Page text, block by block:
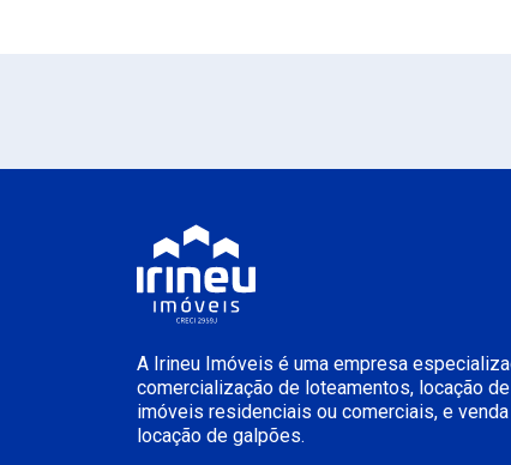
A Irineu Imóveis é uma empresa
comercialização de loteamentos, locação de
imóveis residenciais ou comerciais, e
locação de galpões.